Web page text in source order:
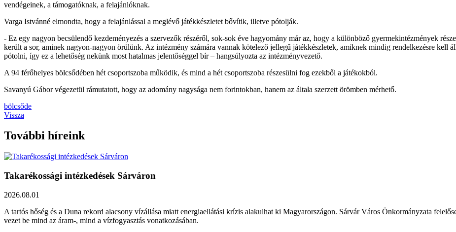
vendégeinek, a támogatóknak, a felajánlóknak.
Varga Istvánné elmondta, hogy a felajánlással a meglévő játékkészletet bővítik, illetve pótolják.
- Ez egy nagyon becsülendő kezdeményezés a szervezők részéről, sok-sok éve hagyomány már az, hogy a különböző gyermekintézmények
került a sor, aminek nagyon-nagyon örülünk. Az intézmény számára vannak kötelező jellegű játékkészletek, amiknek mindig rendelkezésre
pótolni, így ez a lehetőség nekünk most hatalmas jelentőséggel bír – hangsúlyozta az intézményvezető.
A 94 férőhelyes bölcsődében hét csoportszoba működik, és mind a hét csoportszoba részesülni fog ezekből a játékokból.
Savanyú Gábor végezetül rámutatott, hogy az adomány nagysága nem forintokban, hanem az általa szerzett örömben mérhető.
bölcsőde
Vissza
További híreink
Takarékossági intézkedések Sárváron
2026.08.01
A tartós hőség és a Duna rekord alacsony vízállása miatt energiaellátási krízis alakulhat ki Magyarországon. Sárvár Város Önkormányzata
vezet be mind az áram-, mind a vízfogyasztás vonatkozásában.